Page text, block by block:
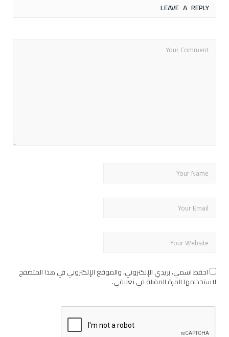
LEAVE A REPLY
احفظ اسمي، بريدي الإلكتروني، والموقع الإلكتروني في هذا المتصفح
لاستخدامها المرة المقبلة في تعليقي.